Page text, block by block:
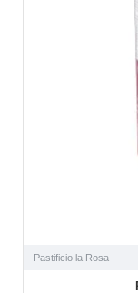
Pastificio la Rosa